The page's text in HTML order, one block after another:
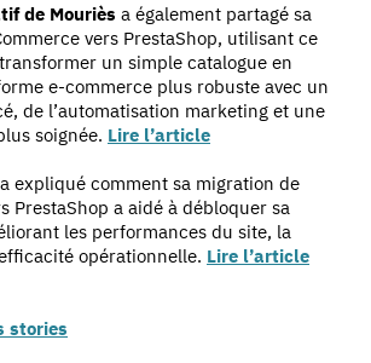
de Mouriès a également partagé sa
vers PrestaShop, utilisant ce
un simple catalogue en
e-commerce plus robuste avec un
de l’automatisation marketing et une
soignée. Lire l’article
a expliqué comment sa migration de
PrestaShop a aidé à débloquer sa
les performances du site, la
opérationnelle. Lire l’article
stories